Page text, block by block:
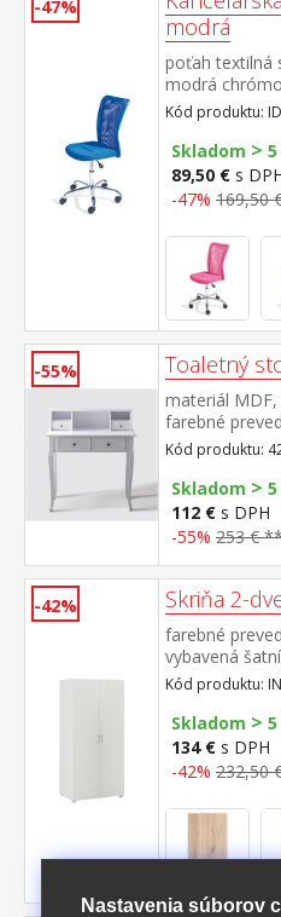
-47%
modrá
poťah textilná
modrá
89-99 cm
Kód produktu:
Skladom >
89,50 € s
-47% 169,50
-55% Toaletný
materiál
farebné
väčšie zásuvky
Kód produktu:
Skladom >
112 € s DPH
-55% 253 €
-42% Skriňa 2-
farebné
vybavená
rozmer police
možno
Kód produktu:
Skladom >
134 € s DPH
-42% 232,50
Nastavenia súborov